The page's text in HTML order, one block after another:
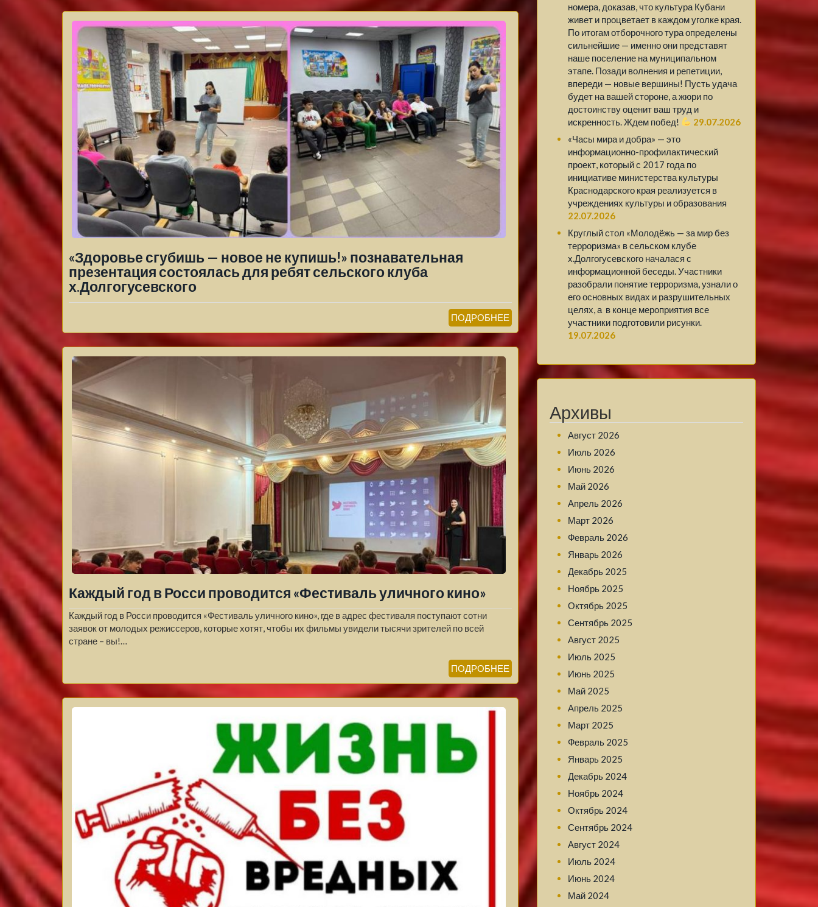
«Здоровье сгубишь — новое не купишь!» познавательная
презентация состоялась для ребят сельского клуба
х.Долгогусевского
ПОДРОБНЕЕ
Каждый год в Росси проводится «Фестиваль уличного кино»
Каждый год в Росси проводится «Фестиваль уличного кино», где в адрес фестиваля поступают сотни
заявок от молодых режиссеров, которые хотят, чтобы их фильмы увидели тысячи зрителей по всей
стране – вы!…
ПОДРОБНЕЕ
номера, доказав, что культура Кубани
живет и процветает в каждом уголке края.
По итогам отборочного тура определены
сильнейшие — именно они представят
наше поселение на муниципальном
этапе. Позади волнения и репетиции,
впереди — новые вершины! Пусть удача
будет на вашей стороне, а жюри по
достоинству оценит ваш труд и
искренность. Ждем побед!
29.07.2026
«Часы мира и добра» — это
информационно-профилактический
проект, который с 2017 года по
инициативе министерства культуры
Краснодарского края реализуется в
учреждениях культуры и образования
22.07.2026
Круглый стол «Молодёжь — за мир без
терроризма» в сельском клубе
х.Долгогусевского началася с
информационной беседы. Участники
разобрали понятие терроризма, узнали о
его основных видах и разрушительных
целях, а в конце мероприятия все
участники подготовили рисунки.
19.07.2026
Архивы
Август 2026
Июль 2026
Июнь 2026
Май 2026
Апрель 2026
Март 2026
Февраль 2026
Январь 2026
Декабрь 2025
Ноябрь 2025
Октябрь 2025
Сентябрь 2025
Август 2025
Июль 2025
Июнь 2025
Май 2025
Апрель 2025
Март 2025
Февраль 2025
Январь 2025
Декабрь 2024
Ноябрь 2024
Октябрь 2024
Сентябрь 2024
Август 2024
Июль 2024
Июнь 2024
Май 2024